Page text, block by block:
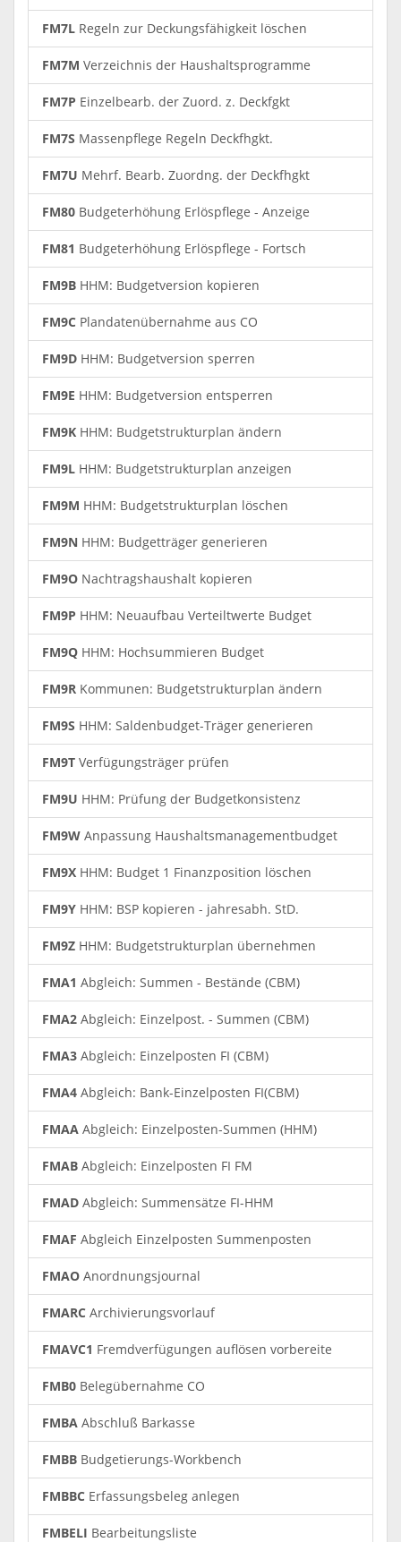
FM7L Regeln zur Deckungsfähigkeit löschen
FM7M Verzeichnis der Haushaltsprogramme
FM7P Einzelbearb. der Zuord. z. Deckfgkt
FM7S Massenpflege Regeln Deckfhgkt.
FM7U Mehrf. Bearb. Zuordng. der Deckfhgkt
FM80 Budgeterhöhung Erlöspflege - Anzeige
FM81 Budgeterhöhung Erlöspflege - Fortsch
FM9B HHM: Budgetversion kopieren
FM9C Plandatenübernahme aus CO
FM9D HHM: Budgetversion sperren
FM9E HHM: Budgetversion entsperren
FM9K HHM: Budgetstrukturplan ändern
FM9L HHM: Budgetstrukturplan anzeigen
FM9M HHM: Budgetstrukturplan löschen
FM9N HHM: Budgetträger generieren
FM9O Nachtragshaushalt kopieren
FM9P HHM: Neuaufbau Verteiltwerte Budget
FM9Q HHM: Hochsummieren Budget
FM9R Kommunen: Budgetstrukturplan ändern
FM9S HHM: Saldenbudget-Träger generieren
FM9T Verfügungsträger prüfen
FM9U HHM: Prüfung der Budgetkonsistenz
FM9W Anpassung Haushaltsmanagementbudget
FM9X HHM: Budget 1 Finanzposition löschen
FM9Y HHM: BSP kopieren - jahresabh. StD.
FM9Z HHM: Budgetstrukturplan übernehmen
FMA1 Abgleich: Summen - Bestände (CBM)
FMA2 Abgleich: Einzelpost. - Summen (CBM)
FMA3 Abgleich: Einzelposten FI (CBM)
FMA4 Abgleich: Bank-Einzelposten FI(CBM)
FMAA Abgleich: Einzelposten-Summen (HHM)
FMAB Abgleich: Einzelposten FI FM
FMAD Abgleich: Summensätze FI-HHM
FMAF Abgleich Einzelposten Summenposten
FMAO Anordnungsjournal
FMARC Archivierungsvorlauf
FMAVC1 Fremdverfügungen auflösen vorbereite
FMB0 Belegübernahme CO
FMBA Abschluß Barkasse
FMBB Budgetierungs-Workbench
FMBBC Erfassungsbeleg anlegen
FMBELI Bearbeitungsliste